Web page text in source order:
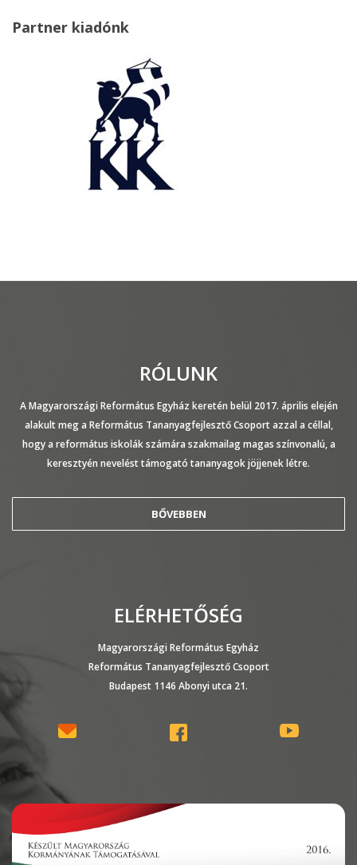
Partner kiadónk
RÓLUNK
A Magyarországi Református Egyház keretén belül 2017. április elején
alakult meg a Református Tananyagfejlesztő Csoport azzal a céllal,
hogy a református iskolák számára szakmailag magas színvonalú, a
keresztyén nevelést támogató tananyagok jöjjenek létre.
BŐVEBBEN
ELÉRHETŐSÉG
Magyarországi Református Egyház
Református Tananyagfejlesztő Csoport
Budapest 1146 Abonyi utca 21.